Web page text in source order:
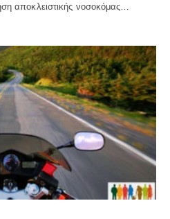
αποκλειστικής νοσοκόμας…